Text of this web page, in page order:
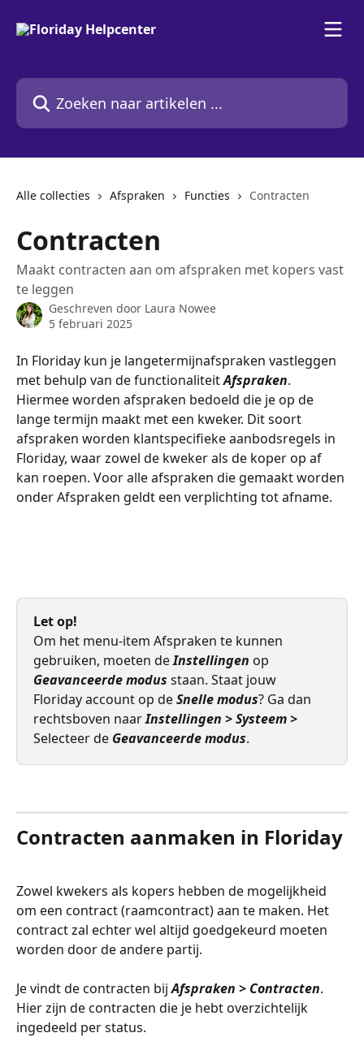
Zoeken naar artikelen ...
Alle collecties Afspraken Functies Contracten
Contracten
Maakt contracten aan om afspraken met kopers vast
te leggen
Geschreven door Laura Nowee
5 februari 2025
In Floriday kun je langetermijnafspraken vastleggen
met behulp van de functionaliteit Afspraken.
Hiermee worden afspraken bedoeld die je op de
lange termijn maakt met een kweker. Dit soort
afspraken worden klantspecifieke aanbodsregels in
Floriday, waar zowel de kweker als de koper op af
kan roepen. Voor alle afspraken die gemaakt worden
onder Afspraken geldt een verplichting tot afname.
Let op!
Om het menu-item Afspraken te kunnen
gebruiken, moeten de Instellingen op
Geavanceerde modus staan. Staat jouw
Floriday account op de Snelle modus? Ga dan
rechtsboven naar Instellingen > Systeem >
Selecteer de Geavanceerde modus.
Contracten aanmaken in Floriday
Zowel kwekers als kopers hebben de mogelijkheid
om een contract (raamcontract) aan te maken. Het
contract zal echter wel altijd goedgekeurd moeten
worden door de andere partij.
Je vindt de contracten bij Afspraken > Contracten.
Hier zijn de contracten die je hebt overzichtelijk
ingedeeld per status.